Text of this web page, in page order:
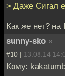
> Даже Сигал
Как же нет?
sunny-sko »
#10 | 13.08.14
Кому: